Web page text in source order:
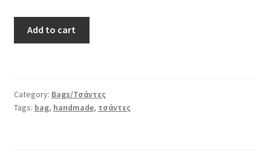
Add to cart
Category: Bags/Τσάντες
Tags: bag, handmade, τσάντες